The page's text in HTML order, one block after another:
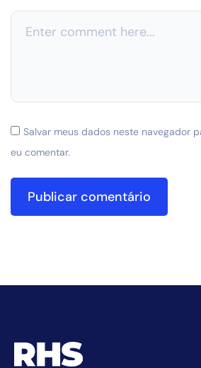
Salvar meus dados neste navegador
eu comentar.